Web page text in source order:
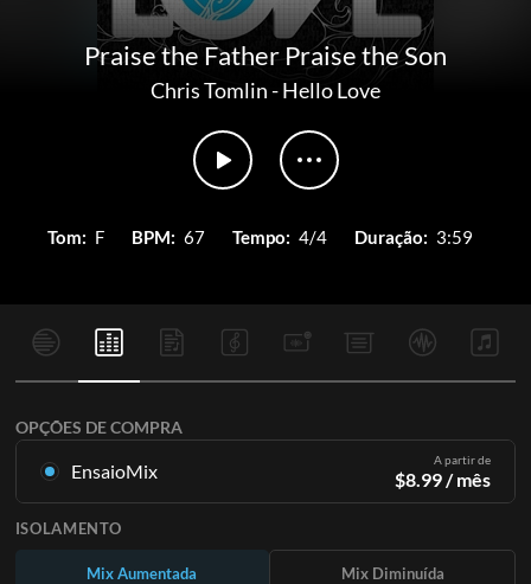
Praise the Father Praise the Son
Chris Tomlin-Hello Love
Tom: F BPM: 67 Tempo: 4/4 Duração: 3:59
OPÇÕES DE COMPRA
EnsaioMix A partir de
$8.99/ mês
todas as 12 tonalidades com mixagens Up e Minus para cada
parte mais a música original.
ISOLAMENTO
Mix Aumentada Mix Diminuída